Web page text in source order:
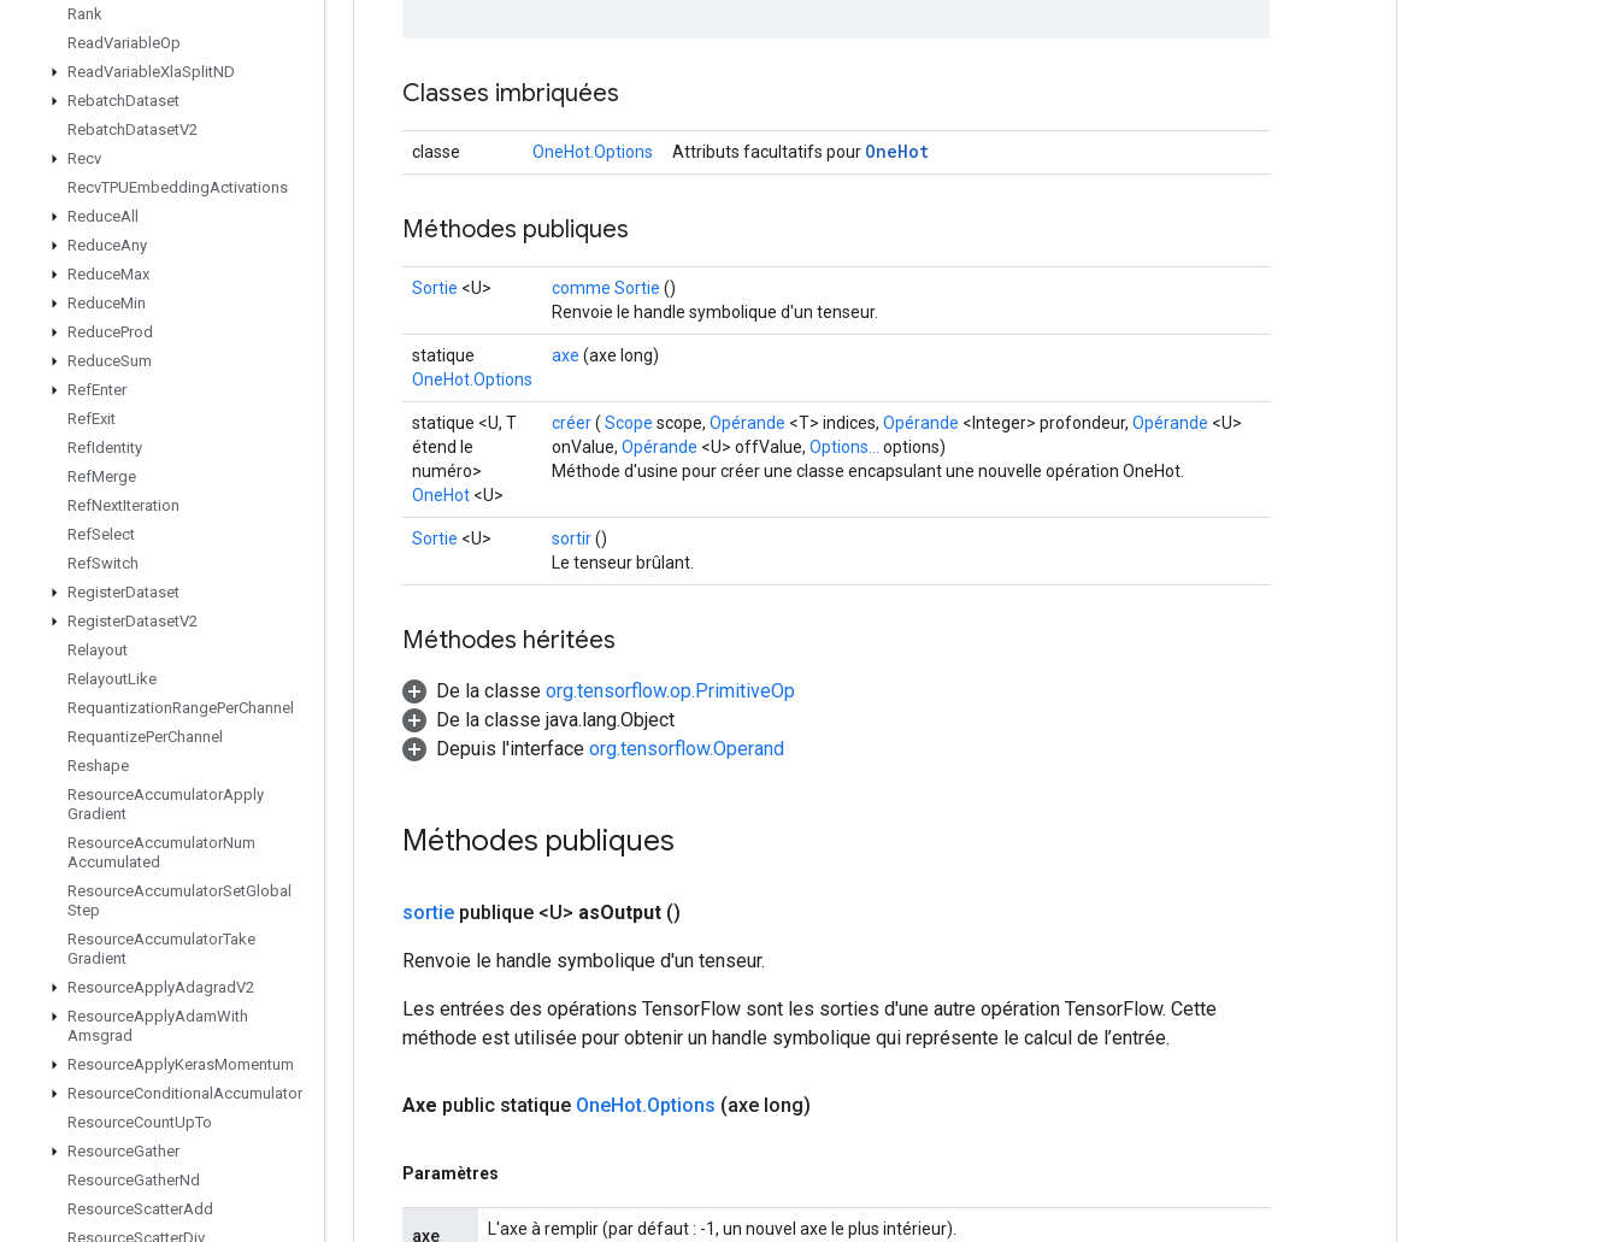
Rank
ReadVariableOp
ReadVariableXlaSplitND
RebatchDataset
RebatchDatasetV2
Recv
RecvTPUEmbeddingActivations
ReduceAll
ReduceAny
ReduceMax
ReduceMin
ReduceProd
ReduceSum
RefEnter
RefExit
RefIdentity
RefMerge
RefNextIteration
RefSelect
RefSwitch
RegisterDataset
RegisterDatasetV2
Relayout
RelayoutLike
RequantizationRangePerChannel
RequantizePerChannel
Reshape
ResourceAccumulatorApply
Gradient
ResourceAccumulatorNum
Accumulated
ResourceAccumulatorSetGlobal
Step
ResourceAccumulatorTake
Gradient
ResourceApplyAdagradV2
ResourceApplyAdamWith
Amsgrad
ResourceApplyKerasMomentum
ResourceConditional Accumulator
ResourceCountUpTo
ResourceGather
ResourceGatherNd
ResourceScatterAdd
ResourceScatterDiv
Classes imbriquées
classe OneHot.Options Attributs facultatifs pour OneHot
Méthodes publiques
Sortie <U> comme Sortie ()
Renvoie le handle symbolique d'un tenseur.
statique
OneHot.Options
axe (axe long)
statique <U, T
étend le
numéro>
OneHot <U>
créer( Scope scope, Opérande <T> indices, Opérande <Integer> profondeur, Opérande <U>
onValue, Opérande <U> offValue, Options...
options)
Méthode d'usine pour créer une classe encapsulant une nouvelle opération OneHot.
Sortie <U> sortir()
Le tenseur brûlant.
Méthodes héritées
De la classe org.tensorflow.op.PrimitiveOp
De la classe java.lang.Object
Depuis l'interface org.tensorflow.Operand
Méthodes publiques
sortie publique <U> asOutput ()
Renvoie le handle symbolique d'un tenseur.
Les entrées des opérations TensorFlow sont les sorties d'une autre opération TensorFlow. Cette
méthode est utilisée pour obtenir un handle symbolique qui représente le calcul de l’entrée.
Axe public statique OneHot.Options (axe long)
Paramètres
axe L'axe à remplir (par défaut : -1, un nouvel axe le plus intérieur).